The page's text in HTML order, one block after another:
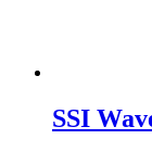
SSI